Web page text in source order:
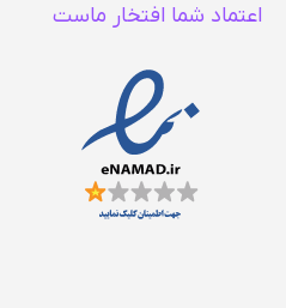
اعتماد شما افتخار ماست